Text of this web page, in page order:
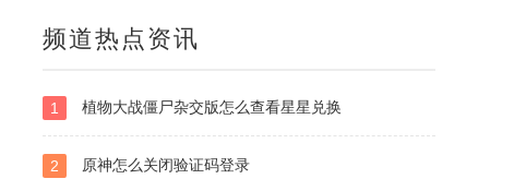
频道热点资讯
1 植物大战僵尸杂交版怎么查看星星兑换
2 原神怎么关闭验证码登录